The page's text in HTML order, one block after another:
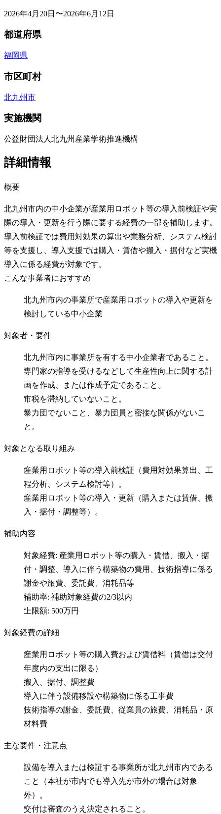
2026年4月20日〜2026年6月12日
都道府県
福岡県
市区町村
北九州市
実施機関
公益財団法人北九州産業学術推進機構
詳細情報
概要
北九州市内の中小企業が産業用ロボット等の導入前検証や実
際の導入・更新を行う際に要する経費の一部を補助します。
導入前検証では費用対効果の算出や業務分析、システム検討
等を支援し、導入支援では購入・賃借や搬入・据付など実機
導入に係る経費が対象です。
こんな事業者におすすめ
北九州市内の事業所で産業用ロボットの導入や更新を
検討している中小企業
対象者・要件
北九州市内に事業所を有する中小企業者であること。
専門家の指導を受けるなどして生産性向上に関する計
画を作成、または作成予定であること。
市税を滞納していないこと。
暴力団でないこと、暴力団員と密接な関係がないこ
と。
対象となる取り組み
産業用ロボット等の導入前検証（費用対効果算出、工
程分析、システム検討等）。
産業用ロボット等の導入・更新（購入または賃借、搬
入・据付・調整等）。
補助内容
対象経費: 産業用ロボット等の購入・賃借、搬入・据
付・調整、導入に伴う構築物の費用、技術指導に係る
謝金や旅費、委託費、消耗品等
補助率: 補助対象経費の2/3以内
上限額: 500万円
対象経費の詳細
産業用ロボット等の購入費および賃借料（賃借は交付
年度内の支出に限る）
搬入、据付、調整費
導入に伴う設備移設や構築物に係る工事費
技術指導の謝金、委託費、従業員の旅費、消耗品・原
材料費
主な要件・注意点
設備を導入または検証する事業所が北九州市内である
こと（本社が市内でも導入先が市外の場合は対象
外）。
交付は審査のうえ決定されること。